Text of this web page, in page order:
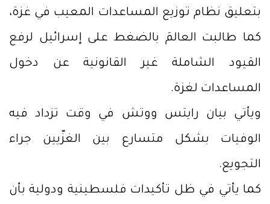
بتعليق نظام توزيع المساعدات المعيب في غزة،
كما طالبت العالمَ بالضغط على إسرائيل لرفع
القيود الشاملة غير القانونية عن دخول
المساعدات لغزة.
ويأتي بيان رايتس ووتش في وقت تزداد فيه
الوفيات بشكل متسارع بين الغزّيين جراء
التجويع.
كما يأتي في ظل تأكيدات فلسطينية ودولية بأن